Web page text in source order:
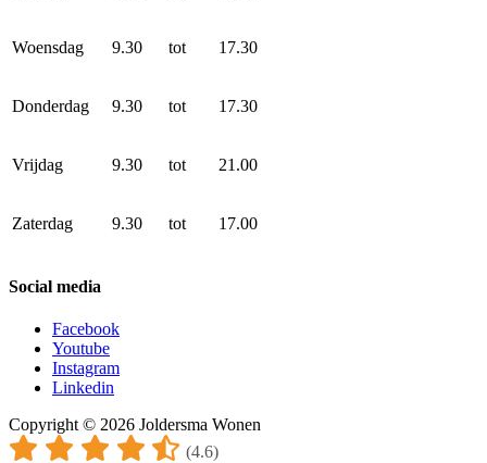
Woensdag 9.30 tot 17.30
Donderdag 9.30 tot 17.30
Vrijdag 9.30 tot 21.00
Zaterdag 9.30 tot 17.00
Social media
Facebook
Youtube
Instagram
Linkedin
Copyright © 2026 Joldersma Wonen
(4.6)